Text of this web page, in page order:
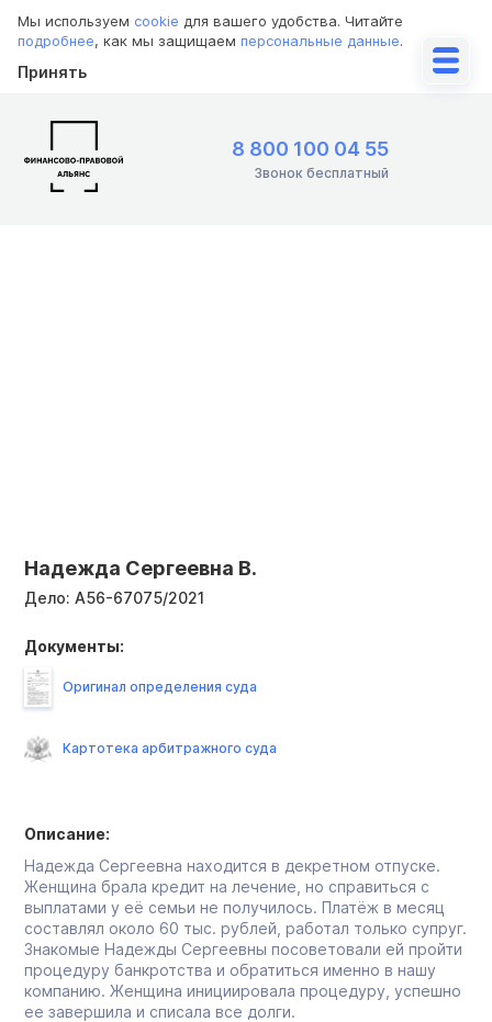
Мы используем cookie для вашего удобства. Читайте
подробнее, как мы защищаем персональные данные.
Принять
8 800 100 04 55
Звонок бесплатный
Надежда Сергеевна В.
Дело: А56-67075/2021
Описание:
Надежда Сергеевна находится в декретном отпуске.
Женщина брала кредит на лечение, но справиться с
выплатами у её семьи не получилось. Платёж в месяц
составлял около 60 тыс. рублей, работал только супруг.
Знакомые Надежды Сергеевны посоветовали ей пройти
процедуру банкротства и обратиться именно в нашу
компанию. Женщина инициировала процедуру, успешно
ее завершила и списала все долги.
Документы:
Оригинал определения суда
Картотека арбитражного суда